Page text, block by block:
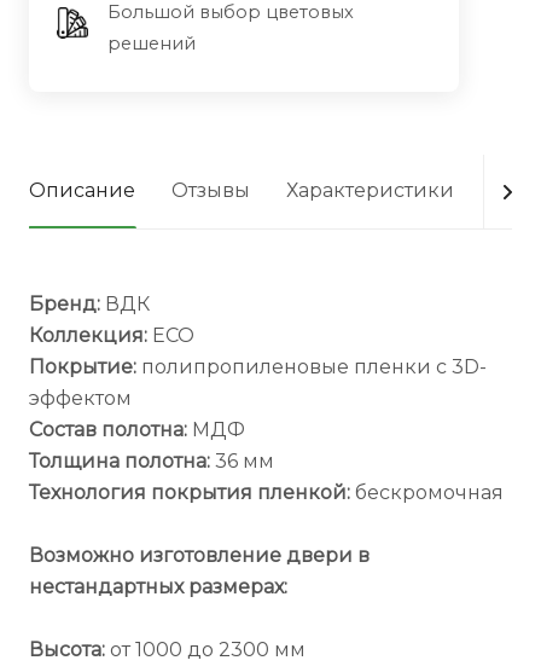
Большой выбор цветовых
решений
Описание Отзывы Характеристики
Бренд: ВДК
Коллекция: ECO
Покрытие: полипропиленовые пленки с 3D-
эффектом
Состав полотна: МДФ
Толщина полотна: 36 мм
Технология покрытия пленкой: бескромочная
Возможно изготовление двери в
нестандартных размерах:
Высота: от 1000 до 2300 мм